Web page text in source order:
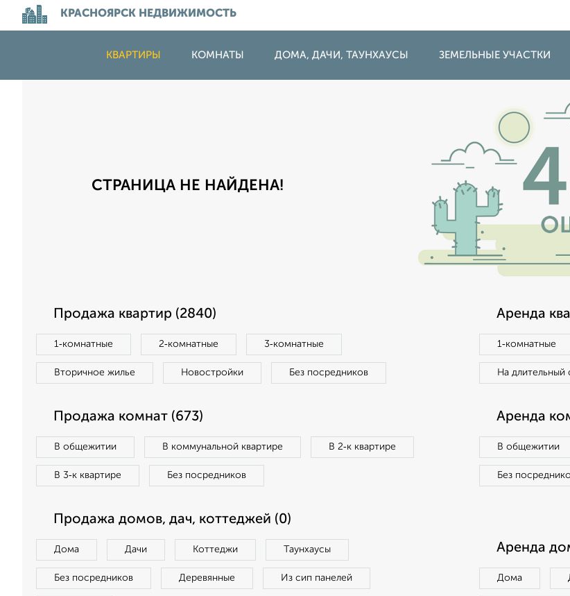
КРАСНОЯРСК НЕДВИЖИМОСТЬ
КВАРТИРЫ КОМНАТЫ ДОМА, ДАЧИ, ТАУНХАУСЫ ЗЕМЕЛЬНЫЕ УЧАСТКИ
СТРАНИЦА НЕ НАЙДЕНА!
Продажа квартир (2840)
1‑комнатные 2‑комнатные 3‑комнатные
Вторичное жилье Новостройки Без посредников
Аренда
1‑комнатные
На длительный
Продажа комнат (673)
В общежитии В коммунальной квартире В 2‑к квартире
В 3‑к квартире Без посредников
Аренда
В общежитии
Без
Продажа домов, дач, коттеджей (0)
Дома Дачи Коттеджи Таунхаусы
Без посредников Деревянные Из сип панелей
Аренда
Дома